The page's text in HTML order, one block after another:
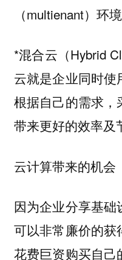
（multienant）环
*混合云（Hybrid
云就是企业同时使
根据自己的需求
带来更好的效率及
云计算带来的机会
因为企业分享基
可以非常廉价的
花费巨资购买自己